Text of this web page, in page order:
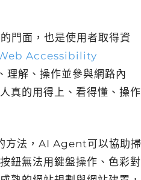
門面，也是使用者取得資
Accessibility
理解、操作並參與網路內
真的用得上、看得懂、操作
方法，AI Agent可以協助掃
鈕無法用鍵盤操作、色彩對